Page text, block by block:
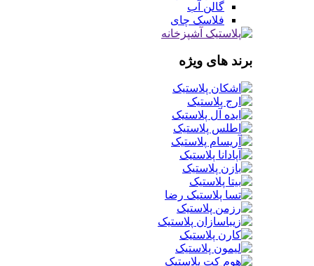
گالن آب
فلاسک چای
برند های ویژه